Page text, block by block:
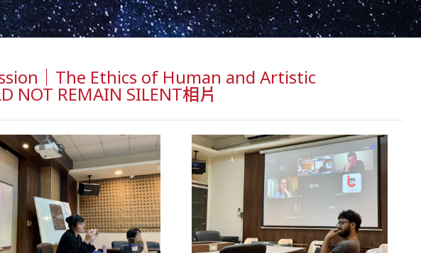
｜The Ethics of Human and Artistic
NOT REMAIN SILENT相片